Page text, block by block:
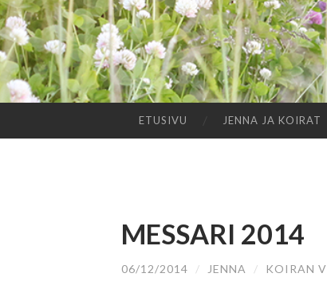
SISÄLTÖÖN
ETUSIVU JENNA JA KOIRAT
MESSARI 2014
06/12/2014 / JENNA / KOIRAN